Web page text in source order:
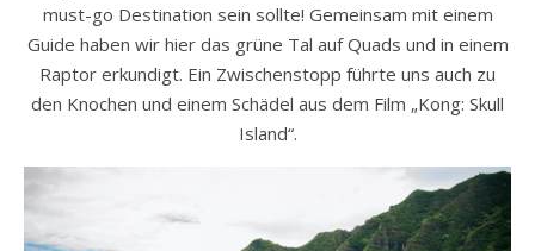
must-go Destination sein sollte! Gemeinsam mit einem
Guide haben wir hier das grüne Tal auf Quads und in einem
Raptor erkundigt. Ein Zwischenstopp führte uns auch zu
den Knochen und einem Schädel aus dem Film „Kong: Skull
Island“.